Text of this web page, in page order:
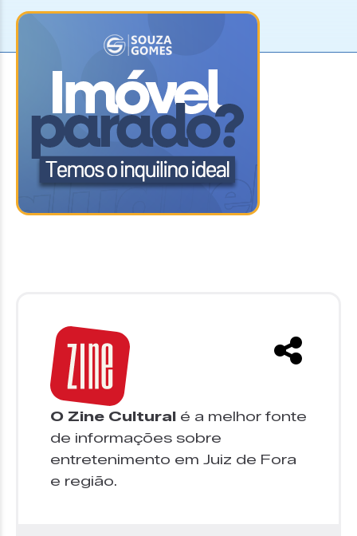
O Zine Cultural é a melhor fonte
de informações sobre
entretenimento em Juiz de Fora
e região.